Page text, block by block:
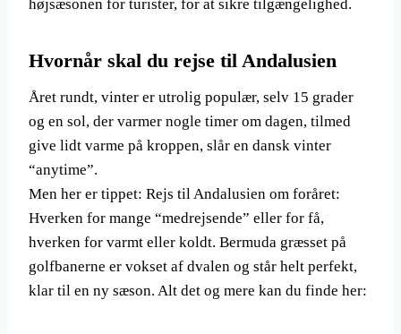
højsæsonen for turister, for at sikre tilgængelighed.
Hvornår skal du rejse til Andalusien
Året rundt, vinter er utrolig populær, selv 15 grader
og en sol, der varmer nogle timer om dagen, tilmed
give lidt varme på kroppen, slår en dansk vinter
“anytime”.
Men her er tippet: Rejs til Andalusien om foråret:
Hverken for mange “medrejsende” eller for få,
hverken for varmt eller koldt. Bermuda græsset på
golfbanerne er vokset af dvalen og står helt perfekt,
klar til en ny sæson. Alt det og mere kan du finde her: